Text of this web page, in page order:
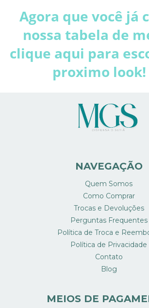
Agora que você já
nossa tabela de
clique aqui para
proximo look!
NAVEGAÇÃO
Quem Somos
Como Comprar
Trocas e Devoluções
Perguntas Frequentes
Política de Troca e
Política de Privacidade
Contato
Blog
MEIOS DE